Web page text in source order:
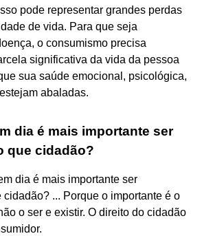
pode representar grandes perdas
de vida. Para que seja
o consumismo precisa
significativa da vida da pessoa
sua saúde emocional, psicológica,
abaladas.
dia é mais importante ser
que cidadão?
dia é mais importante ser
... Porque o importante é o
o ser e existir. O direito do cidadão